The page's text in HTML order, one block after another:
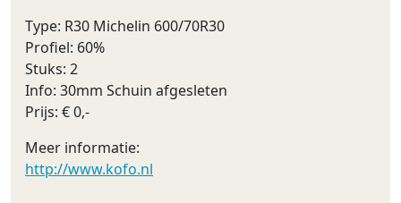
Type: R30 Michelin 600/70R30
Profiel: 60%
Stuks: 2
Info: 30mm Schuin afgesleten
Prijs: € 0,-
Meer informatie:
http://www.kofo.nl